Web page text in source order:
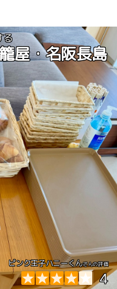
る
屋・名阪長島
ピンク王子ハニーくんさんの評価
4